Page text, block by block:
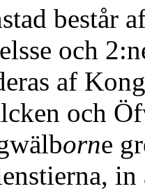
består
och
af
och
orne
in